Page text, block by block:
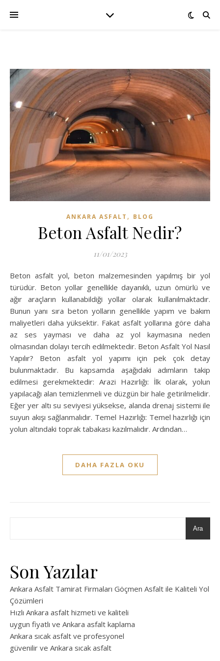
ANKARA ASFALT , BLOG
Beton Asfalt Nedir?
11/01/2023
Beton asfalt yol, beton malzemesinden yapılmış bir yol
türüdür. Beton yollar genellikle dayanıklı, uzun ömürlü ve
ağır araçların kullanabildiği yollar olarak kullanılmaktadır.
Bunun yanı sıra beton yolların genellikle yapım ve bakım
maliyetleri daha yüksektir. Fakat asfalt yollarına göre daha
az ses yayması ve daha az yol kaymasına neden
olmasından dolayı tercih edilmektedir. Beton Asfalt Yol Nasıl
Yapılır? Beton asfalt yol yapımı için pek çok detay
bulunmaktadır. Bu kapsamda aşağıdaki adımların takip
edilmesi gerekmektedir: Arazi Hazırlığı: İlk olarak, yolun
yapılacağı alan temizlenmeli ve düzgün bir hale getirilmelidir.
Eğer yer altı su seviyesi yüksekse, alanda drenaj sistemi ile
suyun akışı sağlanmalıdır. Temel Hazırlığı: Temel hazırlığı için
yolun altındaki toprak tabakası kazılmalıdır. Ardından…
DAHA FAZLA OKU
Ara
Son Yazılar
Ankara Asfalt Tamirat Firmaları Göçmen Asfalt ile Kaliteli Yol
Çözümleri
Hızlı Ankara asfalt hizmeti ve kaliteli
uygun fiyatlı ve Ankara asfalt kaplama
Ankara sıcak asfalt ve profesyonel
güvenilir ve Ankara sıcak asfalt